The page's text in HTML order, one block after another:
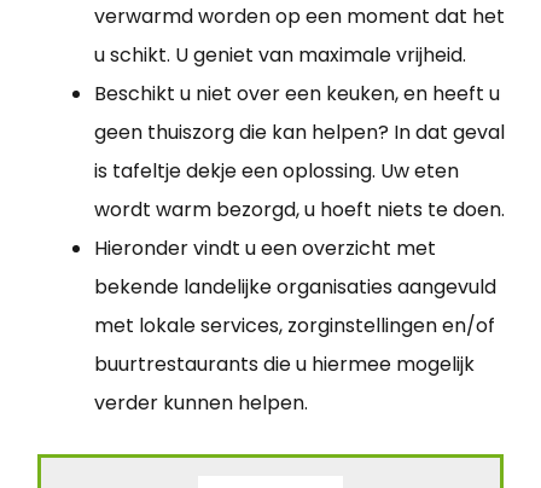
verwarmd worden op een moment dat het
u schikt. U geniet van maximale vrijheid.
Beschikt u niet over een keuken, en heeft u
geen thuiszorg die kan helpen? In dat geval
is tafeltje dekje een oplossing. Uw eten
wordt warm bezorgd, u hoeft niets te doen.
Hieronder vindt u een overzicht met
bekende landelijke organisaties aangevuld
met lokale services, zorginstellingen en/of
buurtrestaurants die u hiermee mogelijk
verder kunnen helpen.